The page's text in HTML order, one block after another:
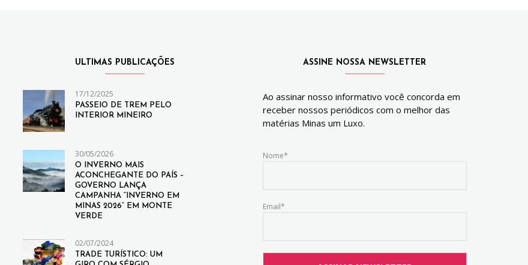
ULTIMAS PUBLICAÇÕES
17/12/2025
PASSEIO DE TREM PELO
INTERIOR MINEIRO
30/05/2026
O INVERNO MAIS
ACONCHEGANTE DO PAÍS –
GOVERNO LANÇA
CAMPANHA “INVERNO EM
MINAS 2026” EM MONTE
VERDE
02/07/2024
TRADE TURÍSTICO: UM
ASSINE NOSSA NEWSLETTER
Ao assinar nosso informativo você concorda em
receber nossos periódicos com o melhor das
matérias Minas um Luxo.
Nome*
Email*